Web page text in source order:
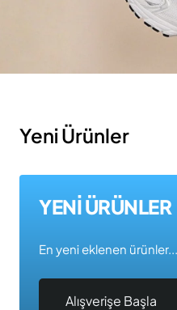
Yeni Ürünler
YENİ ÜRÜNLER
En yeni eklenen ürünler...
Alışverişe Başla